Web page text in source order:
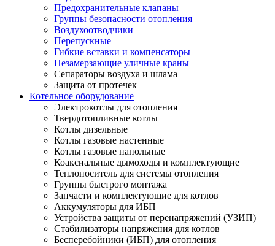
Предохранительные клапаны
Группы безопасности отопления
Воздухоотводчики
Перепускные
Гибкие вставки и компенсаторы
Незамерзающие уличные краны
Сепараторы воздуха и шлама
Защита от протечек
Котельное оборудование
Электрокотлы для отопления
Твердотопливные котлы
Котлы дизельные
Котлы газовые настенные
Котлы газовые напольные
Коаксиальные дымоходы и комплектующие
Теплоноситель для системы отопления
Группы быстрого монтажа
Запчасти и комплектующие для котлов
Аккумуляторы для ИБП
Устройства защиты от перенапряжений (УЗИП)
Стабилизаторы напряжения для котлов
Бесперебойники (ИБП) для отопления